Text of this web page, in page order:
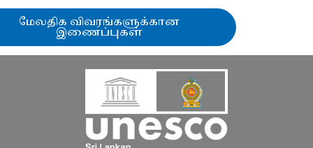
மேலதிக விவரங்களுக்கான
இணைப்புகள்